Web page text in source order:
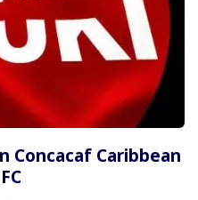
Concacaf Caribbean